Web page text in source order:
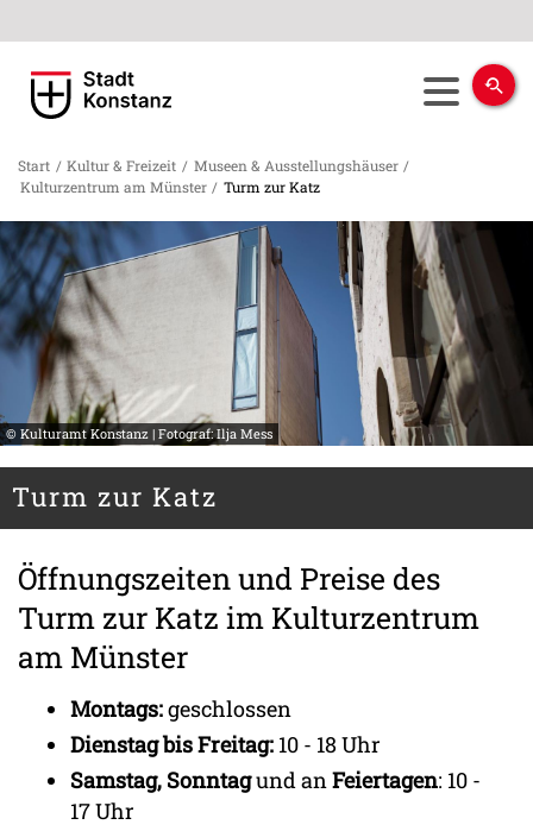
Start / Kultur & Freizeit / Museen & Ausstellungshäuser /
Kulturzentrum am Münster / Turm zur Katz
© Kulturamt Konstanz | Fotograf: Ilja Mess
Turm zur Katz
Öffnungszeiten und Preise des
Turm zur Katz im Kulturzentrum
am Münster
Montags:geschlossen
Dienstag bis Freitag: 10 - 18 Uhr
Samstag, Sonntagund anFeiertagen: 10 -
17 Uhr